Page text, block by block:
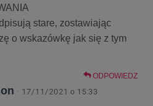
stare, zostawiając
o wskazówkę jak się z tym
ODPOWIEDZ
· 17/11/2021 o 15:33